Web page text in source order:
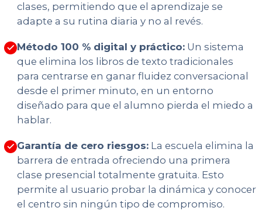
clases, permitiendo que el aprendizaje se
adapte a su rutina diaria y no al revés.
Método 100 % digital y práctico: Un sistema
que elimina los libros de texto tradicionales
para centrarse en ganar fluidez conversacional
desde el primer minuto, en un entorno
diseñado para que el alumno pierda el miedo a
hablar.
Garantía de cero riesgos: La escuela elimina la
barrera de entrada ofreciendo una primera
clase presencial totalmente gratuita. Esto
permite al usuario probar la dinámica y conocer
el centro sin ningún tipo de compromiso.